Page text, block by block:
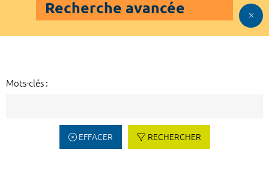
Recherche avancée
Mots-clés :
EFFACER RECHERCHER